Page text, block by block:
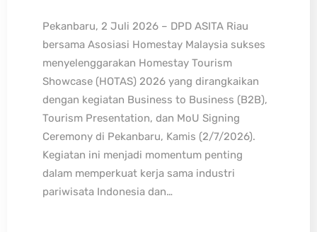
Pekanbaru, 2 Juli 2026 – DPD ASITA Riau
bersama Asosiasi Homestay Malaysia sukses
menyelenggarakan Homestay Tourism
Showcase (HOTAS) 2026 yang dirangkaikan
dengan kegiatan Business to Business (B2B),
Tourism Presentation, dan MoU Signing
Ceremony di Pekanbaru, Kamis (2/7/2026).
Kegiatan ini menjadi momentum penting
dalam memperkuat kerja sama industri
pariwisata Indonesia dan…